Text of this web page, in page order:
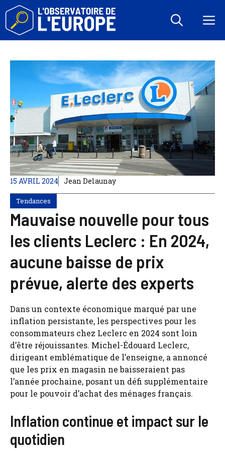
Aller
contenu
15 AVRIL 2024 Jean Delaunay
Tendances
Mauvaise nouvelle pour tous
les clients Leclerc : En 2024,
aucune baisse de prix
prévue, alerte des experts
Dans un contexte économique marqué par une
inflation persistante, les perspectives pour les
consommateurs chez Leclerc en 2024 sont loin
d’être réjouissantes. Michel-Édouard Leclerc,
dirigeant emblématique de l’enseigne, a annoncé
que les prix en magasin ne baisseraient pas
l’année prochaine, posant un défi supplémentaire
pour le pouvoir d’achat des ménages français.
Inflation continue et impact sur le
quotidien